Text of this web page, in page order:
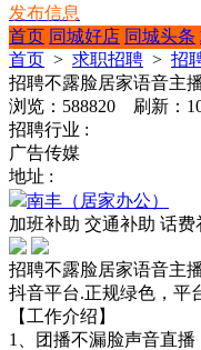
发布信息
首页 同城好店 同城头条
首页 > 求职招聘 > 招
招聘不露脸居家语音主
浏览：588820 刷新：
招聘行业 :
广告传媒
地址 :
南丰（居家办公）
加班补助 交通补助 话费
招聘不露脸居家语音主
抖音平台.正规绿色，平
【工作介绍】
1、团播不漏脸声音直